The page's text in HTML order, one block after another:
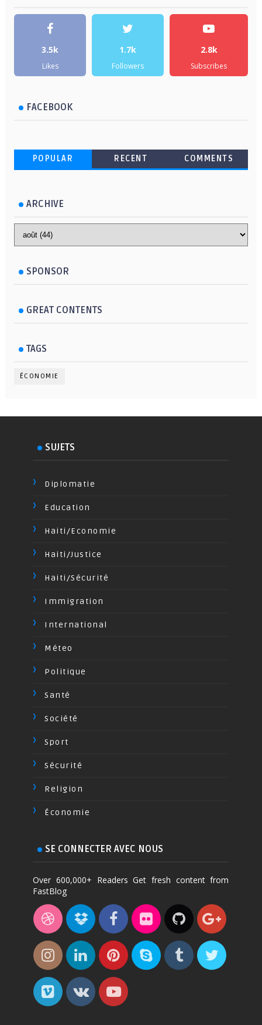
3.5k
Likes
1.7k
Followers
2.8k
Subscribes
FACEBOOK
POPULAR RECENT COMMENTS
ARCHIVE
SPONSOR
GREAT CONTENTS
TAGS
ÉCONOMIE
SUJETS
Diplomatie
Education
Haiti/Economie
Haiti/Justice
Haiti/Sécurité
Immigration
International
Méteo
Politique
Santé
Société
Sport
Sécurité
Religion
Économie
SE CONNECTER AVEC NOUS
Over 600,000+ Readers Get fresh content from
FastBlog